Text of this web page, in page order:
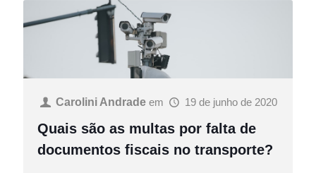
Carolini Andrade em 19 de junho de 2020
Quais são as multas por falta de
documentos fiscais no transporte?